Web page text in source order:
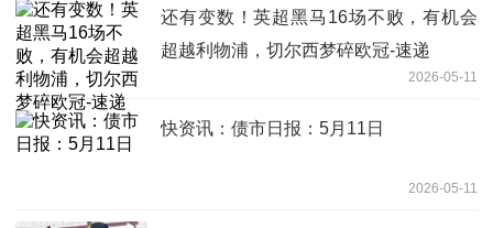
还有变数！英超黑马16场不败，有机会
超越利物浦，切尔西梦碎欧冠-速递
2026-05-11
快资讯：债市日报：5月11日
2026-05-11